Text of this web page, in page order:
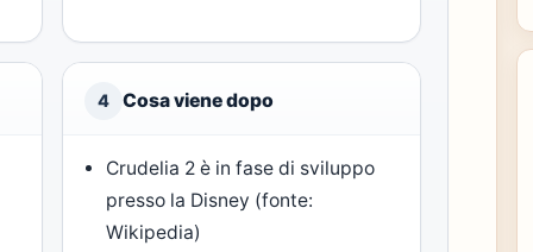
4 Cosa viene dopo
Crudelia 2 è in fase di sviluppo
presso la Disney (fonte:
Wikipedia)